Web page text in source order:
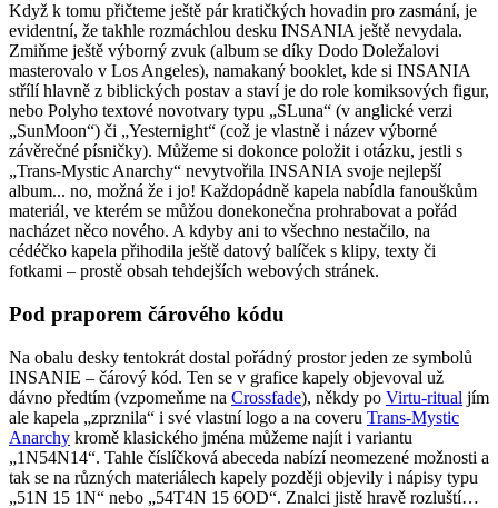
Když k tomu přičteme ještě pár kratičkých hovadin pro zasmání, je
evidentní, že takhle rozmáchlou desku INSANIA ještě nevydala.
Zmiňme ještě výborný zvuk (album se díky Dodo Doležalovi
masterovalo v Los Angeles), namakaný booklet, kde si INSANIA
střílí hlavně z biblických postav a staví je do role komiksových figur,
nebo Polyho textové novotvary typu „SLuna“ (v anglické verzi
„SunMoon“) či „Yesternight“ (což je vlastně i název výborné
závěrečné písničky). Můžeme si dokonce položit i otázku, jestli s
„Trans-Mystic Anarchy“ nevytvořila INSANIA svoje nejlepší
album... no, možná že i jo! Každopádně kapela nabídla fanouškům
materiál, ve kterém se můžou donekonečna prohrabovat a pořád
nacházet něco nového. A kdyby ani to všechno nestačilo, na
cédéčko kapela přihodila ještě datový balíček s klipy, texty či
fotkami – prostě obsah tehdejších webových stránek.
Pod praporem čárového kódu
Na obalu desky tentokrát dostal pořádný prostor jeden ze symbolů
INSANIE – čárový kód. Ten se v grafice kapely objevoval už
dávno předtím (vzpomeňme na Crossfade), někdy po Virtu-ritual jím
ale kapela „zprznila“ i své vlastní logo a na coveru Trans-Mystic
Anarchy kromě klasického jména můžeme najít i variantu
„1N54N14“. Tahle číslíčková abeceda nabízí neomezené možnosti a
tak se na různých materiálech kapely později objevily i nápisy typu
„51N 15 1N“ nebo „54T4N 15 6OD“. Znalci jistě hravě rozluští…